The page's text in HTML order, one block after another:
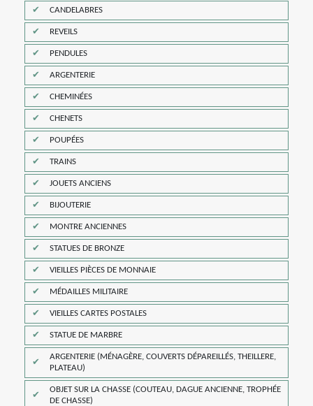
CANDELABRES
REVEILS
PENDULES
ARGENTERIE
CHEMINÉES
CHENETS
POUPÉES
TRAINS
JOUETS ANCIENS
BIJOUTERIE
MONTRE ANCIENNES
STATUES DE BRONZE
VIEILLES PIÈCES DE MONNAIE
MÉDAILLES MILITAIRE
VIEILLES CARTES POSTALES
STATUE DE MARBRE
ARGENTERIE (MÉNAGÈRE, COUVERTS DÉPAREILLÉS, THEILLERE,
PLATEAU)
OBJET SUR LA CHASSE (COUTEAU, DAGUE ANCIENNE, TROPHÉE
DE CHASSE)